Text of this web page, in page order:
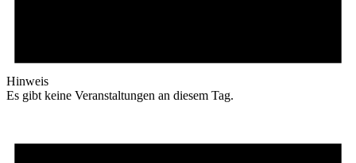
Hinweis
Es gibt keine Veranstaltungen an diesem Tag.